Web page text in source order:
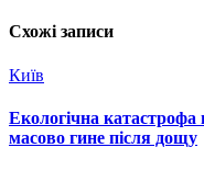
Схожі записи
Київ
Екологічна
масово гине після дощу